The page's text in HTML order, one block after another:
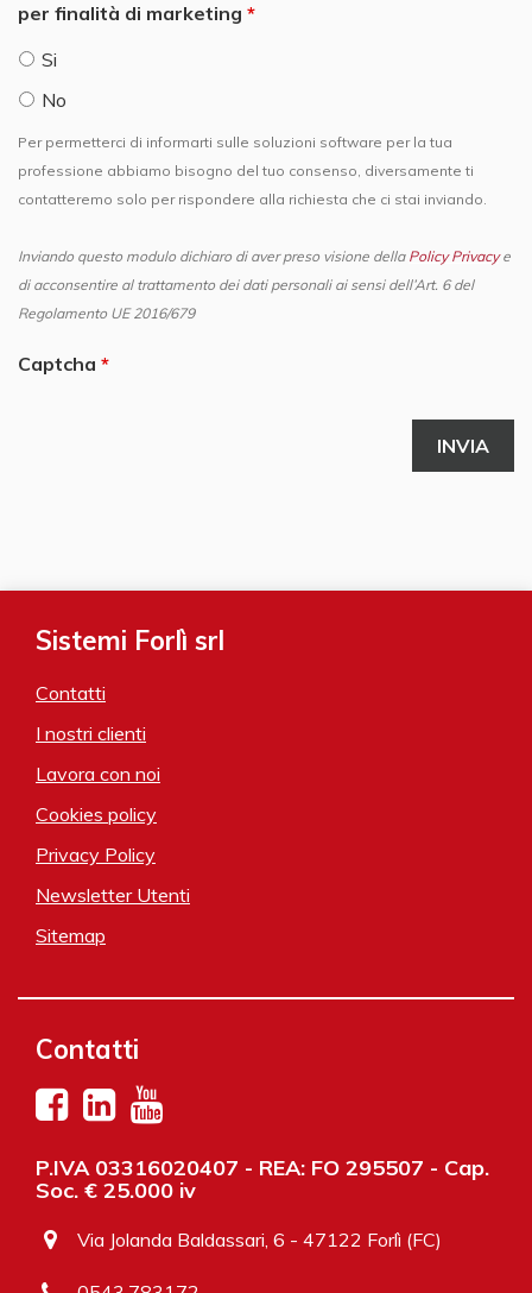
per finalità di marketing
Si
No
Per permetterci di informarti sulle soluzioni software per la tua
professione abbiamo bisogno del tuo consenso, diversamente ti
contatteremo solo per rispondere alla richiesta che ci stai inviando.
Inviando questo modulo dichiaro di aver preso visione della Policy Privacye
di acconsentire al trattamento dei dati personali ai sensi dell’Art. 6 del
Regolamento UE 2016/679
Captcha
Sistemi Forlì srl
Contatti
I nostri clienti
Lavora con noi
Cookies policy
Privacy Policy
Newsletter Utenti
Sitemap
Contatti
P.IVA 03316020407 - REA: FO 295507 - Cap.
Soc. € 25.000 iv
Via Jolanda Baldassari, 6 - 47122 Forlì (FC)